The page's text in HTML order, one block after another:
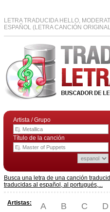
LETRA TRADUCIDA HELLO,
ESPAÑOL (LETRA CANCIÓN
Artista / Grupo
Título de la canción
Busca una letra de una canción
traducidas al español, al portugués,...
Artistas: A B C D